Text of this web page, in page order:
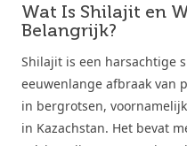
Wat Is Shilajit en
Belangrijk?
Shilajit is een harsachtige
eeuwenlange afbraak van
in bergrotsen,
in Kazachstan. Het bevat